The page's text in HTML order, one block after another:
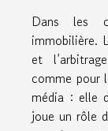
Dans les
immobilière.
et
comme pour
média : elle
joue un rôle